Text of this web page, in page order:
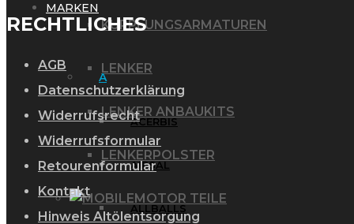
KUPPLUNGSARMATUREN
LENKER
LENKER ANBAUKITS
LENKERPOLSTER
MOTOR TEILE
MARKEN
A
ACERBIS
AIRSAL
ALLBALLS
RECHTLICHES
AGB
Datenschutzerklärung
Widerrufsrecht
Widerrufsformular
Retourenformular
Kontakt
Hinweis Altölentsorgung